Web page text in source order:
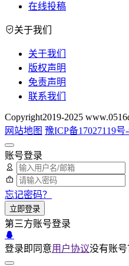
在线投稿
关于我们
关于我们
版权声明
免责声明
联系我们
Copyright2019-2025
网站地图 豫ICP备17027119号
账号登录
忘记密码？
立即登录
第三方账号登录
登录即同意用户协议没有账号